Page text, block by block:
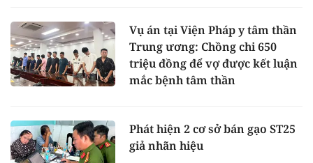
Vụ án tại Viện Pháp y tâm thần
Trung ương: Chồng chi 650
triệu đồng để vợ được kết luận
mắc bệnh tâm thần
Phát hiện 2 cơ sở bán gạo ST25
giả nhãn hiệu